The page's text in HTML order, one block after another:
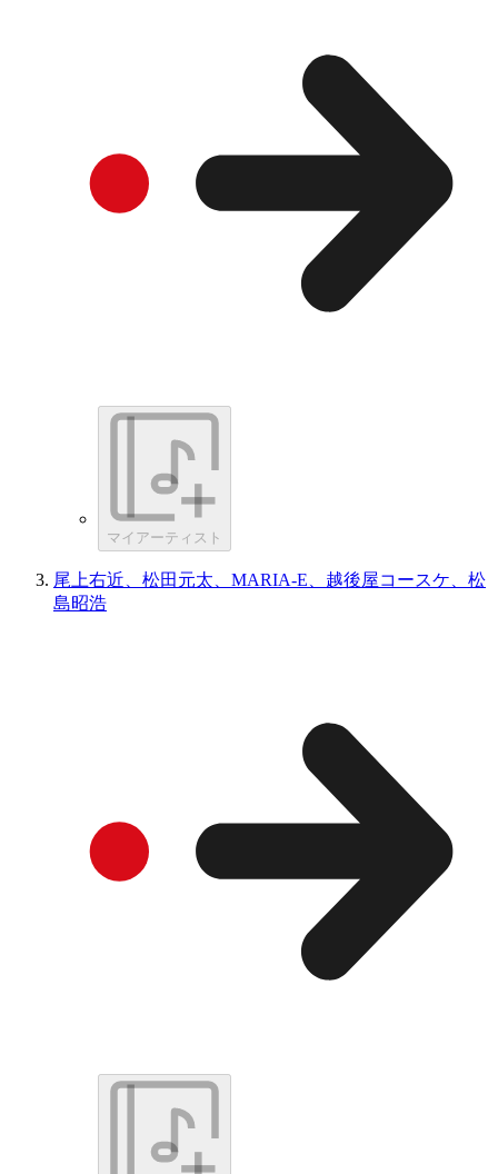
マイアーティスト
尾上右近、松田元太、MARIA-E、越後屋コースケ、松
島昭浩